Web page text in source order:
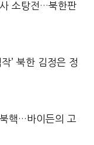
소탕전…북한판
’ 북한 김정은 정
핵…바이든의 고